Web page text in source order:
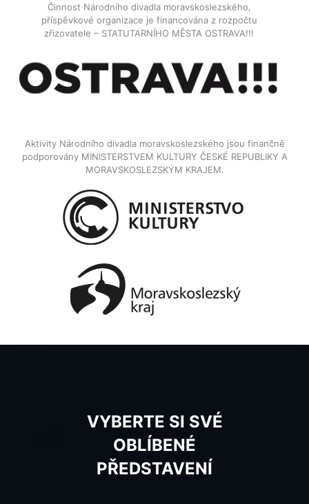
Činnost Národního divadla moravskoslezského,
příspěvkové organizace je financována z rozpočtu
zřizovatele – STATUTARNÍHO MĚSTA OSTRAVA!!!
Aktivity Národního divadla moravskoslezského jsou finančně
podporovány MINISTERSTVEM KULTURY ČESKÉ REPUBLIKY A
MORAVSKOSLEZSKÝM KRAJEM.
VYBERTE SI SVÉ
OBLÍBENÉ
PŘEDSTAVENÍ